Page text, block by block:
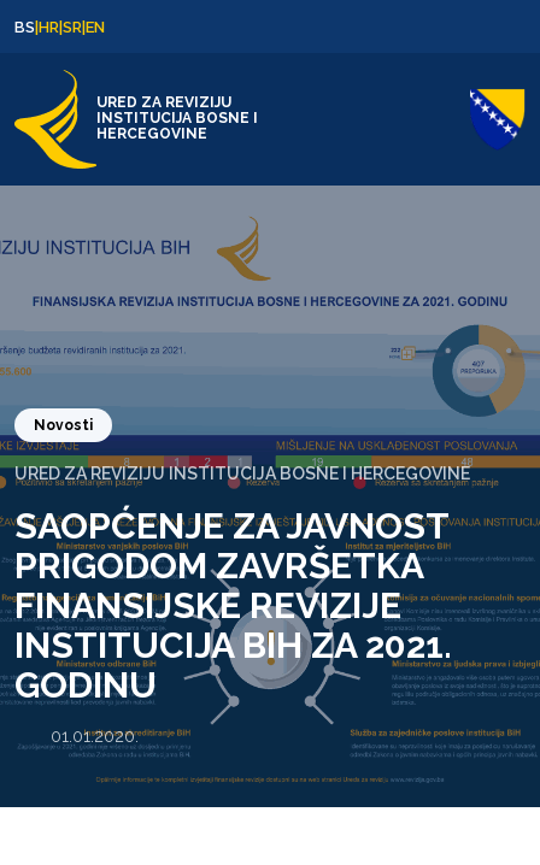
BS|HR|SR|EN
URED ZA REVIZIJU
INSTITUCIJA BOSNE I
HERCEGOVINE
Novosti
URED ZA REVIZIJU INSTITUCIJA BOSNE I HERCEGOVINE
SAOPĆENJE ZA JAVNOST
PRIGODOM ZAVRŠETKA
FINANSIJSKE REVIZIJE
INSTITUCIJA BIH ZA 2021.
GODINU
01.01.2020.